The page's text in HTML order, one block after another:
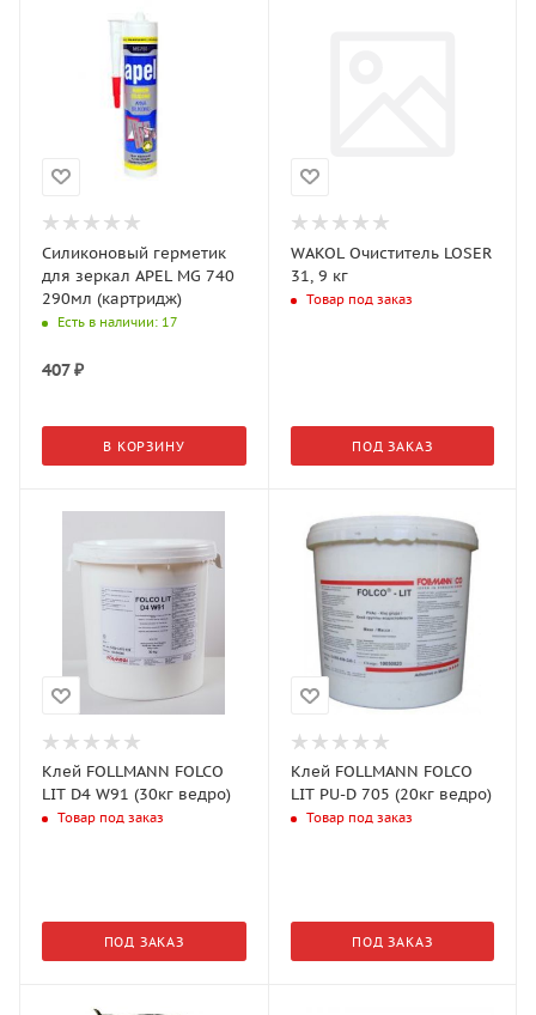
Силиконовый герметик
для зеркал APEL MG 740
290мл (картридж)
Есть в наличии: 17
407₽
В КОРЗИНУ
WAKOL Очиститель LOSER
31, 9 кг
Товар под заказ
ПОД ЗАКАЗ
Клей FOLLMANN FOLCO
LIT D4 W91 (30кг ведро)
Товар под заказ
ПОД ЗАКАЗ
Клей FOLLMANN FOLCO
LIT PU-D 705 (20кг ведро)
Товар под заказ
ПОД ЗАКАЗ